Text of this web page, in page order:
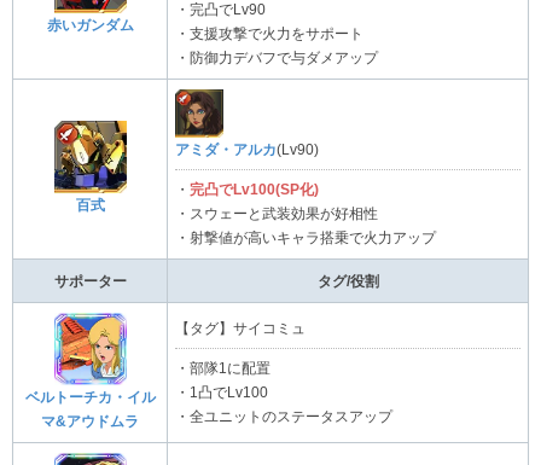
赤いガンダム
・完凸でLv90
・支援攻撃で火力をサポート
・防御力デバフで与ダメアップ
百式
アミダ・アルカ(Lv90)
・ 完凸でLv100(SP化)
・スウェーと武装効果が好相性
・射撃値が高いキャラ搭乗で火力アップ
サポーター タグ/役割
ベルトーチカ・イル
マ&アウドムラ
【タグ】サイコミュ
・部隊1に配置
・1凸でLv100
・全ユニットのステータスアップ